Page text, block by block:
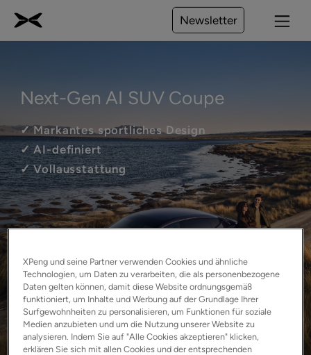
Newsletter
Next-Gen AI SUV Coupe
✓ Markantes sportliches Design
✓ AI-definiert
✓ Vollausstattung
XPeng und seine Partner verwenden Cookies und ähnliche
Technologien, um Daten zu verarbeiten, die als personenbezogene
Daten gelten können, damit diese Website ordnungsgemäß
funktioniert, um Inhalte und Werbung auf der Grundlage Ihrer
Surfgewohnheiten zu personalisieren, um Funktionen für soziale
Medien anzubieten und um die Nutzung unserer Website zu
analysieren. Indem Sie auf "Alle Cookies akzeptieren" klicken,
erklären Sie sich mit allen Cookies und der entsprechenden